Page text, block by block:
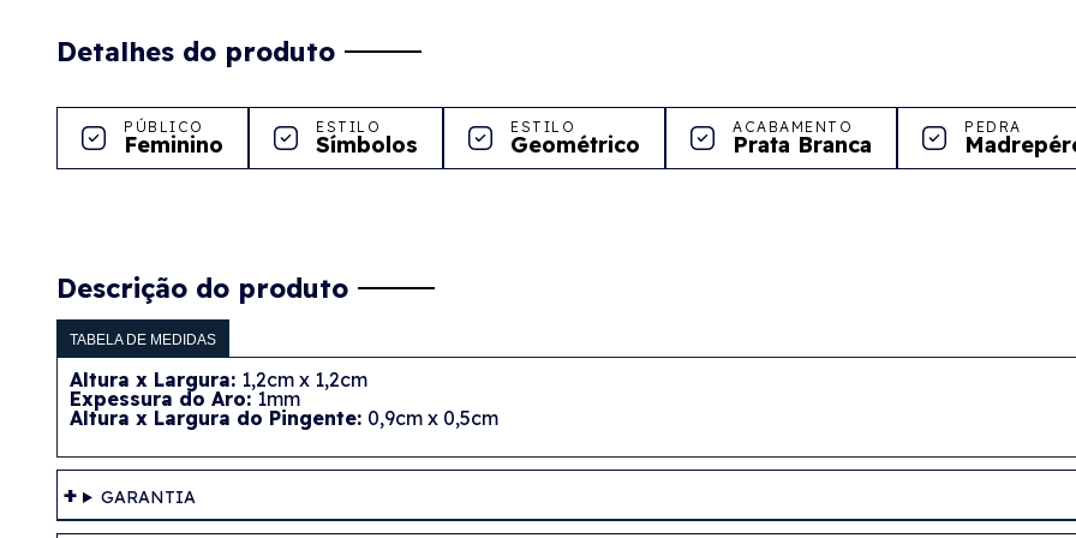
Detalhes do produto
PÚBLICO
Feminino
ESTILO
Símbolos
ESTILO
Geométrico
ACABAMENTO
Prata Branca
PEDRA
Descrição do produto
TABELA DE MEDIDAS
Altura x Largura: 1,2cm x 1,2cm
Expessura do Aro: 1mm
Altura x Largura do Pingente: 0,9cm x 0,5cm
GARANTIA